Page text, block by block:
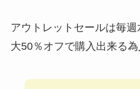
アウトレットセールは毎
大50％オフで購入出来る為